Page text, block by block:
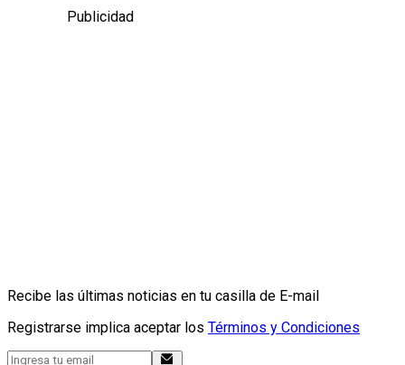
Publicidad
Recibe las últimas noticias en tu casilla de E-mail
Registrarse implica aceptar los Términos y Condiciones